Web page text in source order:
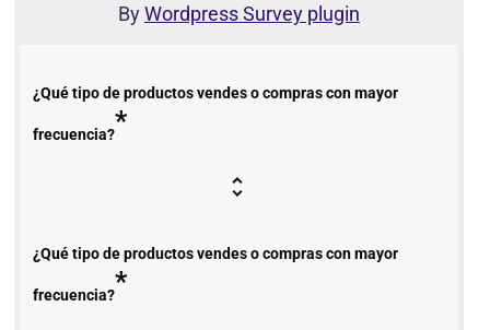
ByWordpress Survey plugin
¿Qué tipo de productos vendes o compras con mayor
frecuencia?*
¿Qué tipo de productos vendes o compras con mayor
frecuencia?*